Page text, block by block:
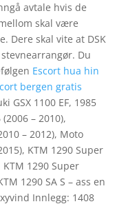
avtale hvis de
skal være
Dere skal vite at DSK
Du
Escort hua hin
bergen gratis
GSX 1100 EF, 1985
– 2010),
– 2012), Moto
KTM 1290 Super
1290 Super
1290 SA S – ass en
Innlegg: 1408